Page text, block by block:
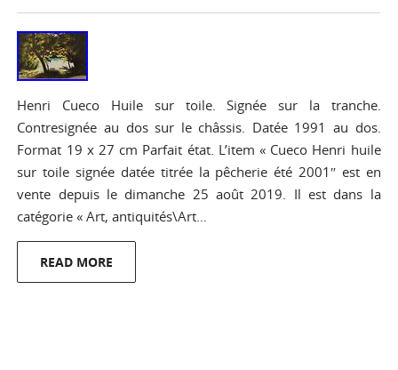
Henri Cueco Huile sur toile. Signée sur la tranche.
Contresignée au dos sur le châssis. Datée 1991 au dos.
Format 19 x 27 cm Parfait état. L’item « Cueco Henri huile
sur toile signée datée titrée la pêcherie été 2001″ est en
vente depuis le dimanche 25 août 2019. Il est dans la
catégorie « Art, antiquités\Art…
READ MORE